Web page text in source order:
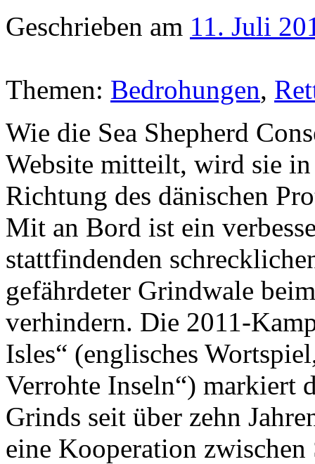
Geschrieben am 11. Juli
Themen: Bedrohungen,
Wie die Sea Shepherd
Website mitteilt, wird sie
Richtung des dänischen
Mit an Bord ist ein
stattfindenden
gefährdeter Grindwale
verhindern. Die 2011-
Isles“ (englisches
Verrohte Inseln“) markiert
Grinds seit über zehn
eine Kooperation